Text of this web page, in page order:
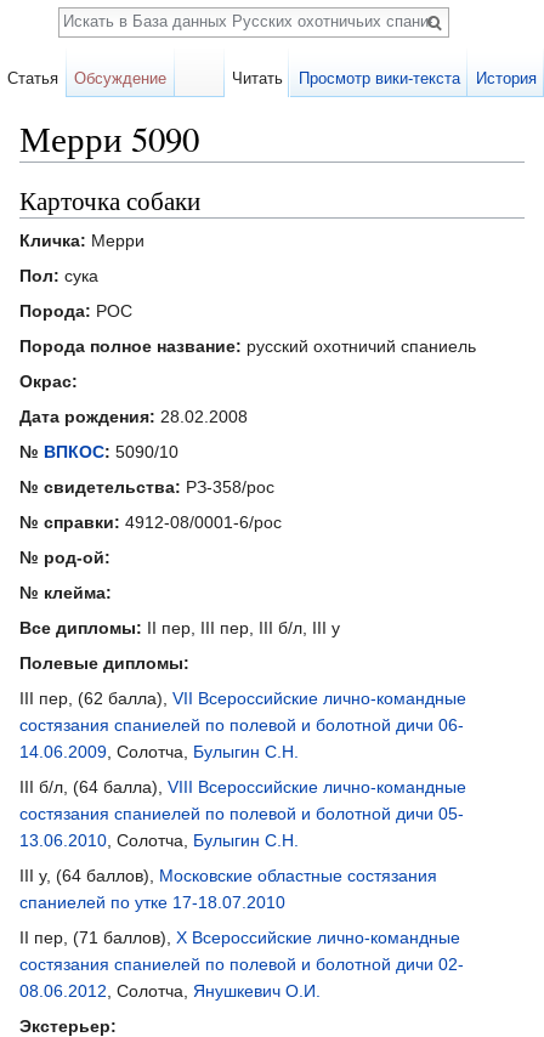
Мерри 5090
Карточка собаки
Кличка: Мерри
Пол: сука
Порода: РОС
Порода полное название: русский охотничий спаниель
Окрас:
Дата рождения: 28.02.2008
№ ВПКОС: 5090/10
№ свидетельства: РЗ-358/рос
№ справки: 4912-08/0001-6/рос
№ род-ой:
№ клейма:
Все дипломы: II пер, III пер, III б/л, III у
Полевые дипломы:
III пер, (62 балла), VII Всероссийские лично-командные
состязания спаниелей по полевой и болотной дичи 06-
14.06.2009 , Солотча, Булыгин С.Н.
III б/л, (64 балла), VIII Всероссийские лично-командные
состязания спаниелей по полевой и болотной дичи 05-
13.06.2010 , Солотча, Булыгин С.Н.
III у, (64 баллов), Московские областные состязания
спаниелей по утке 17-18.07.2010
II пер, (71 баллов), X Всероссийские лично-командные
состязания спаниелей по полевой и болотной дичи 02-
08.06.2012 , Солотча, Янушкевич О.И.
Экстерьер:
Статья Обсуждение Читать Просмотр вики-текста История
Поиск